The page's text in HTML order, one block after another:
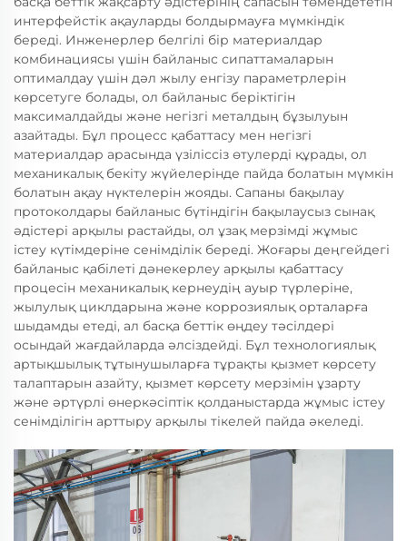
интерфейстік ақауларды болдырмауға мүмкіндік
береді. Инженерлер белгілі бір материалдар
комбинациясы үшін байланыс сипаттамаларын
оптималдау үшін дәл жылу енгізу параметрлерін
көрсетуге болады, ол байланыс беріктігін
максималдайды және негізгі металдың бұзылуын
азайтады. Бұл процесс қабаттасу мен негізгі
материалдар арасында үзіліссіз өтулерді құрады, ол
механикалық бекіту жүйелерінде пайда болатын мүмкін
болатын ақау нүктелерін жояды. Сапаны бақылау
протоколдары байланыс бүтіндігін бақылаусыз сынақ
әдістері арқылы растайды, ол ұзақ мерзімді жұмыс
істеу күтімдеріне сенімділік береді. Жоғары деңгейдегі
байланыс қабілеті дәнекерлеу арқылы қабаттасу
процесін механикалық кернеудің ауыр түрлеріне,
жылулық циклдарына және коррозиялық орталарға
шыдамды етеді, ал басқа беттік өңдеу тәсілдері
осындай жағдайларда әлсіздейді. Бұл технологиялық
артықшылық тұтынушыларға тұрақты қызмет көрсету
талаптарын азайту, қызмет көрсету мерзімін ұзарту
және әртүрлі өнеркәсіптік қолданыстарда жұмыс істеу
сенімділігін арттыру арқылы тікелей пайда әкеледі.